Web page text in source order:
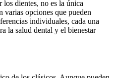
los dientes, no es la única
varias opciones que pueden
individuales, cada una
la salud dental y el bienestar